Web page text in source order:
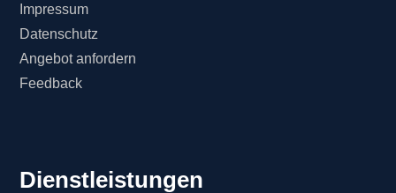
Impressum
Datenschutz
Angebot anfordern
Feedback
Dienstleistungen